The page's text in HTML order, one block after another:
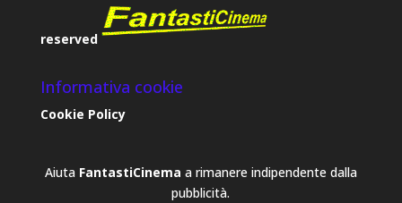
reserved
Informativa cookie
Cookie Policy
Aiuta FantastiCinema a rimanere indipendente dalla
pubblicità.